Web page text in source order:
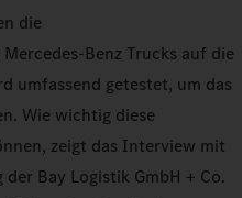
die
Benz Trucks auf die
umfassend getestet, um das
Wie wichtig diese
zeigt das Interview mit
Bay Logistik GmbH + Co.